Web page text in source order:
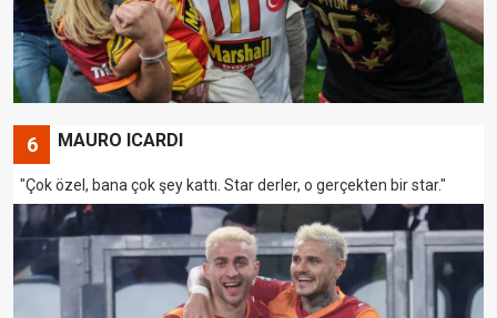
6 MAURO ICARDI
"Çok özel, bana çok şey kattı. Star derler, o gerçekten bir star."